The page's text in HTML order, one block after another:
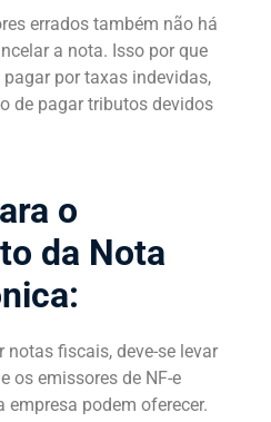
errados também não há
a nota. Isso por que
por taxas indevidas,
de pagar tributos devidos
o
da Nota
fiscais, deve-se levar
os emissores de NF-e
podem oferecer.